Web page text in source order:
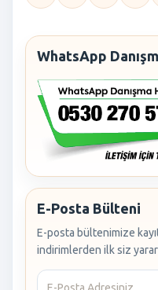
WhatsApp
E-Posta Bülteni
E-posta bültenimize
indirimlerden ilk siz